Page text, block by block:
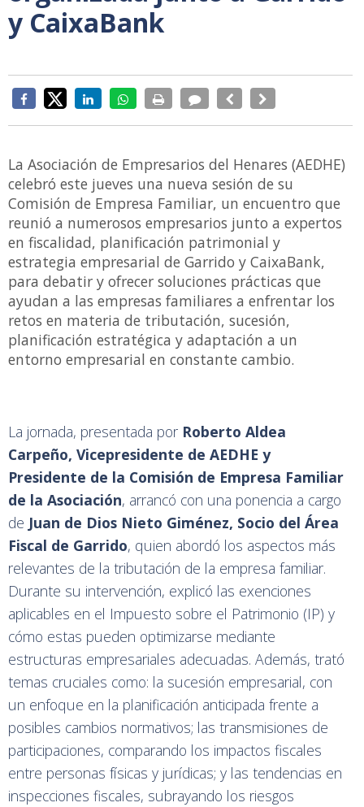
y CaixaBank
La Asociación de Empresarios del Henares (AEDHE)
celebró este jueves una nueva sesión de su
Comisión de Empresa Familiar, un encuentro que
reunió a numerosos empresarios junto a expertos
en fiscalidad, planificación patrimonial y
estrategia empresarial de Garrido y CaixaBank,
para debatir y ofrecer soluciones prácticas que
ayudan a las empresas familiares a enfrentar los
retos en materia de tributación, sucesión,
planificación estratégica y adaptación a un
entorno empresarial en constante cambio.
La jornada, presentada por Roberto Aldea
Carpeño, Vicepresidente de AEDHE y
Presidente de la Comisión de Empresa Familiar
de la Asociación, arrancó con una ponencia a cargo
de Juan de Dios Nieto Giménez, Socio del Área
Fiscal de Garrido, quien abordó los aspectos más
relevantes de la tributación de la empresa familiar.
Durante su intervención, explicó las exenciones
aplicables en el Impuesto sobre el Patrimonio (IP) y
cómo estas pueden optimizarse mediante
estructuras empresariales adecuadas. Además, trató
temas cruciales como: la sucesión empresarial, con
un enfoque en la planificación anticipada frente a
posibles cambios normativos; las transmisiones de
participaciones, comparando los impactos fiscales
entre personas físicas y jurídicas; y las tendencias en
inspecciones fiscales, subrayando los riesgos